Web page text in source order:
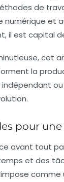
de
numérique
il est capital
cet
la
indépendant
pour
avant tout
et des